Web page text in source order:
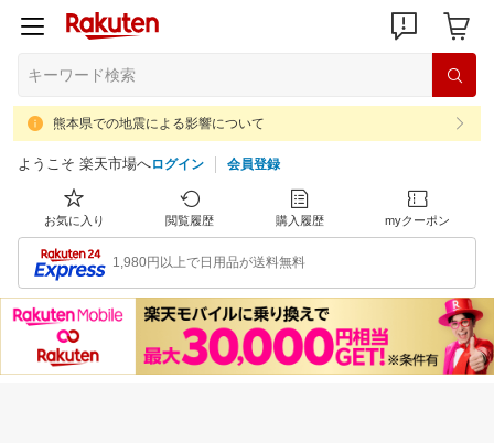
熊本県での地震による影響について
ようこそ 楽天市場へログイン 会員登録
お気に入り 閲覧履歴 購入履歴 myクーポン
1,980円以上で日用品が送料無料